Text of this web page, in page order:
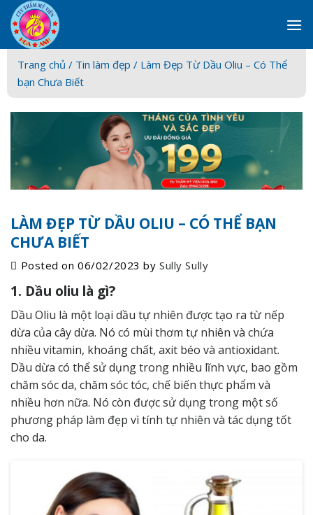
Skip
to
content
Trang chủ / Tin làm đẹp / Làm Đẹp Từ Dầu Oliu – Có Thể
bạn Chưa Biết
LÀM ĐẸP TỪ DẦU OLIU – CÓ THỂ BẠN
CHƯA BIẾT
Posted on06/02/2023 bySully Sully
1. Dầu oliu là gì?
Dầu Oliu là một loại dầu tự nhiên được tạo ra từ nếp
dừa của cây dừa. Nó có mùi thơm tự nhiên và chứa
nhiều vitamin, khoáng chất, axit béo và antioxidant.
Dầu dừa có thể sử dụng trong nhiều lĩnh vực, bao gồm
chăm sóc da, chăm sóc tóc, chế biến thực phẩm và
nhiều hơn nữa. Nó còn được sử dụng trong một số
phương pháp làm đẹp vì tính tự nhiên và tác dụng tốt
cho da.